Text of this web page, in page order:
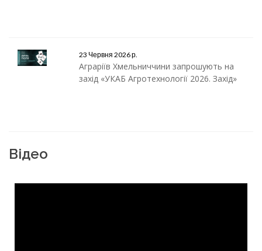
23 Червня 2026 р.
Аграріїв Хмельниччини запрошують на
захід «УКАБ Агротехнології 2026. Захід»
Відео